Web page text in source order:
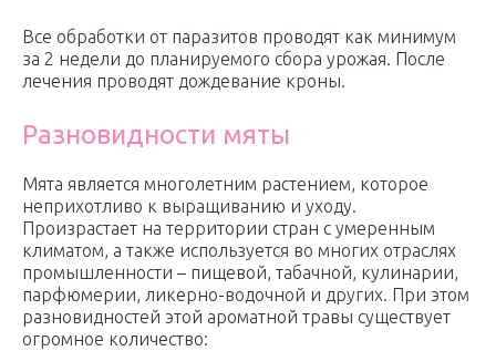
Все обработки от паразитов проводят как минимум
за 2 недели до планируемого сбора урожая. После
лечения проводят дождевание кроны.
Разновидности мяты
Мята является многолетним растением, которое
неприхотливо к выращиванию и уходу.
Произрастает на территории стран с умеренным
климатом, а также используется во многих отраслях
промышленности – пищевой, табачной, кулинарии,
парфюмерии, ликерно-водочной и других. При этом
разновидностей этой ароматной травы существует
огромное количество: